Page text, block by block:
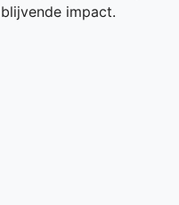
impact.